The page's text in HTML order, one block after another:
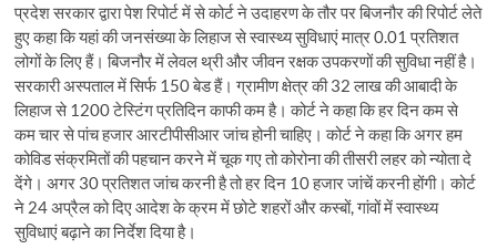
प्रदेश सरकार द्वारा पेश रिपोर्ट में से कोर्ट ने उदाहरण के तौर पर बिजनौर की रिपोर्ट लेते
हुए कहा कि यहां की जनसंख्या के लिहाज से स्वास्थ्य सुविधाएं मात्र 0.01 प्रतिशत
लोगों के लिए हैं। बिजनौर में लेवल थ्री और जीवन रक्षक उपकरणों की सुविधा नहीं है।
सरकारी अस्पताल में सिर्फ 150 बेड हैं। ग्रामीण क्षेत्र की 32 लाख की आबादी के
लिहाज से 1200 टेस्टिंग प्रतिदिन काफी कम है। कोर्ट ने कहा कि हर दिन कम से
कम चार से पांच हजार आरटीपीसीआर जांच होनी चाहिए। कोर्ट ने कहा कि अगर हम
कोविड संक्रमितों की पहचान करने में चूक गए तो कोरोना की तीसरी लहर को न्योता दे
देंगे। अगर 30 प्रतिशत जांच करनी है तो हर दिन 10 हजार जांचें करनी होंगी। कोर्ट
ने 24 अप्रैल को दिए आदेश के क्रम में छोटे शहरों और कस्बों, गांवों में स्वास्थ्य
सुविधाएं बढ़ाने का निर्देश दिया है।